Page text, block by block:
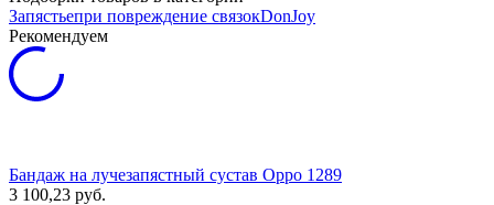
Запястьепри повреждение связокDonJoy
Рекомендуем
Бандаж на лучезапястный сустав Oppo 1289
3 100,23 руб.